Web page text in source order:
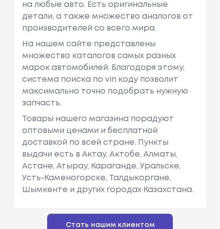
на любые авто. Есть оригинальные
детали, а также множество аналогов от
производителей со всего мира.
На нашем сайте представлены
множество каталогов самых разных
марок автомобилей. Благодоря этому,
система поиска по vin коду позволит
максимально точно подобрать нужную
запчасть.
Товары нашего магазина порадуют
оптовыми ценами и бесплатной
доставкой по всей стране. Пункты
выдачи есть в Актау, Актобе, Алматы,
Астане, Атырау, Караганде, Уральске,
Усть-Каменогорске, Талдыкоргане,
Шымкенте и других городах Казахстана.
Стать нашим клиентом